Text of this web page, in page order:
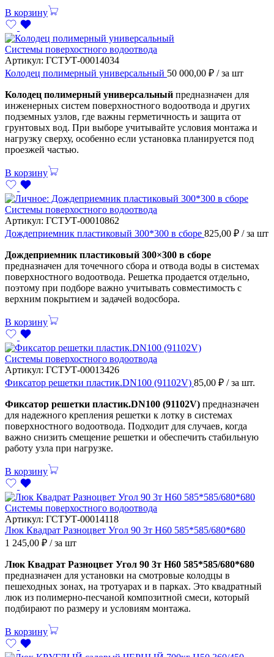
В корзину
Системы поверхостного водоотвода
Артикул: ГСТУТ-00014034
Колодец полимерный универсальный 50 000,00 ₽ / за шт
Колодец полимерный универсальный предназначен для
инженерных систем поверхностного водоотвода и других
подземных узлов, где важны герметичность и защита от
грунтовых вод. При выборе учитывайте условия монтажа и
нагрузку сверху, особенно если установка планируется под
проезжей частью.
В корзину
Системы поверхостного водоотвода
Артикул: ГСТУТ-00010862
Дождеприемник пластиковый 300*300 в сборе 825,00 ₽ / за шт
Дождеприемник пластиковый 300×300 в сборе
предназначен для точечного сбора и отвода воды в системах
поверхностного водоотвода. Решетка продается отдельно,
поэтому при подборе важно учитывать совместимость с
верхним покрытием и задачей водосбора.
В корзину
Системы поверхостного водоотвода
Артикул: ГСТУТ-00013426
Фиксатор решетки пластик.DN100 (91102V) 85,00 ₽ / за шт.
Фиксатор решетки пластик.DN100 (91102V) предназначен
для надежного крепления решетки к лотку в системах
поверхностного водоотвода. Подходит для случаев, когда
важно снизить смещение решетки и обеспечить стабильную
работу узла при нагрузке.
В корзину
Системы поверхостного водоотвода
Артикул: ГСТУТ-00014118
Люк Квадрат Разноцвет Угол 90 3т Н60 585*585/680*680
1 245,00 ₽ / за шт
Люк Квадрат Разноцвет Угол 90 3т Н60 585*585/680*680
предназначен для установки на смотровые колодцы в
пешеходных зонах, на тротуарах и в парках. Это квадратный
люк из полимерно-песчаной композитной смеси, который
подбирают по размеру и условиям монтажа.
В корзину